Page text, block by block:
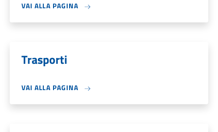
VAI ALLA PAGINA
Trasporti
VAI ALLA PAGINA